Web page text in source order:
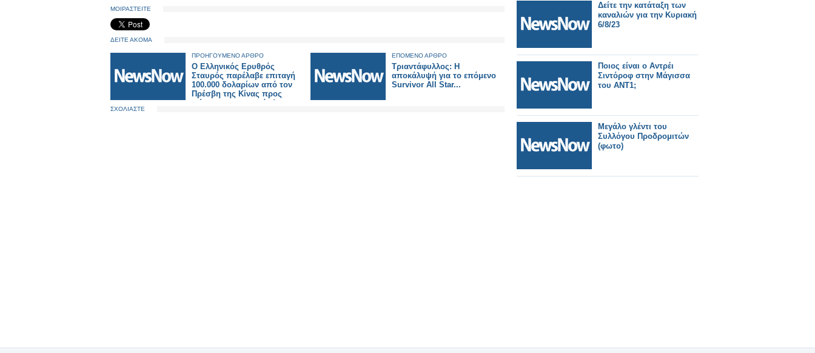
ΜΟΙΡΑΣΤΕΙΤΕ
ΔΕΙΤΕ ΑΚΟΜΑ
ΠΡΟΗΓΟΥΜΕΝΟ ΑΡΘΡΟ
Ο Ελληνικός Ερυθρός
Σταυρός παρέλαβε επιταγή
100.000 δολαρίων από τον
Πρέσβη της Κίνας προς
ενίσχυση των πυρόπληκτων
ΕΠΟΜΕΝΟ ΑΡΘΡΟ
Τριαντάφυλλος: Η
αποκάλυψή για το επόμενο
Survivor All Star...
ΣΧΟΛΙΑΣΤΕ
Δείτε την κατάταξη των
καναλιών για την Κυριακή
6/8/23
Ποιος είναι ο Αντρέι
Σιντόροφ στην Μάγισσα
του ΑΝΤ1;
Μεγάλο γλέντι του
Συλλόγου Προδρομιτών
(φωτο)